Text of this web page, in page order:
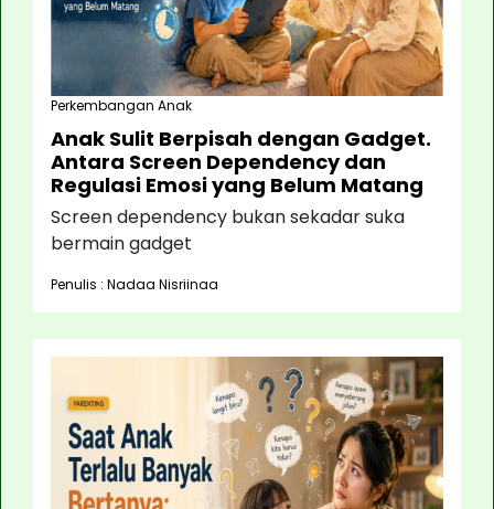
Perkembangan Anak
Anak Sulit Berpisah dengan Gadget.
Antara Screen Dependency dan
Regulasi Emosi yang Belum Matang
Screen dependency bukan sekadar suka
bermain gadget
Penulis : Nadaa Nisriinaa